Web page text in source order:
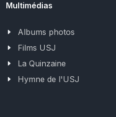
Multimédias
Albums photos
Films USJ
La Quinzaine
Hymne de l'USJ